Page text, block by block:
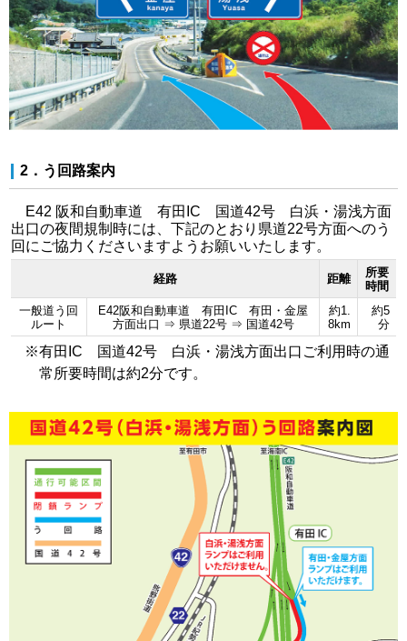
2．う回路案内
E42 阪和自動車道 有田IC 国道42号 白浜・湯浅方面
出口の夜間規制時には、下記のとおり県道22号方面へのう
回にご協力くださいますようお願いいたします。
経路 距離
所要
時間
一般道う回
ルート
E42阪和自動車道 有田IC 有田・金屋
方面出口 ⇒ 県道22号 ⇒ 国道42号
約1.
8km
約5
分
※有田IC 国道42号 白浜・湯浅方面出口ご利用時の通
常所要時間は約2分です。